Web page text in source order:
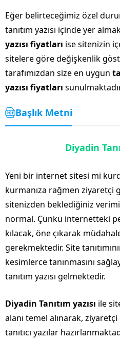
Eğer belirteceğimiz özel
tanıtım yazısı içinde yer
yazısı fiyatları ise sitenizin
sitelere göre değişkenlik
tarafımızdan size en uygun
yazısı fiyatları
Başlık Metni
Diyadin
Yeni bir internet sitesi mi
kurmanıza rağmen ziyaretçi
sitenizden beklediğiniz
normal. Çünkü internetteki
kılacak, öne çıkarak
gerekmektedir. Site
kesimlerce tanınmasını
tanıtım yazısı gelmektedir.
Diyadin Tanıtım yazısı ile
alanı temel alınarak,
tanıtıcı yazılar